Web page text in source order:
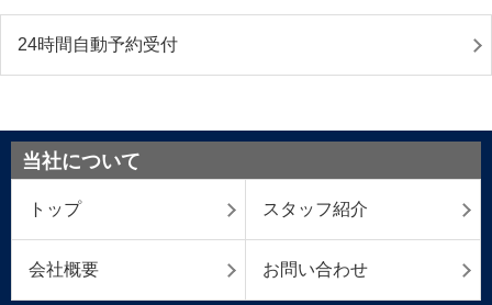
24時間自動予約受付
当社について
トップ スタッフ紹介
会社概要 お問い合わせ